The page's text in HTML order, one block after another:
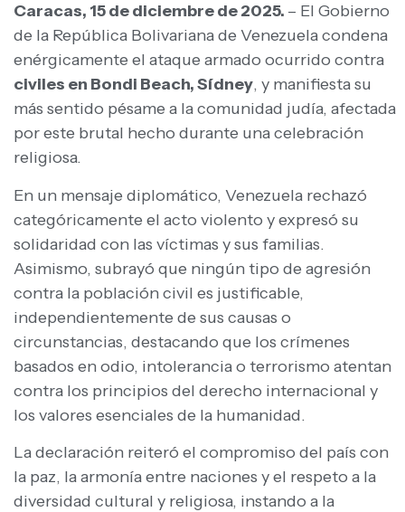
Caracas, 15 de diciembre de 2025. – El Gobierno
de la República Bolivariana de Venezuela condena
enérgicamente el ataque armado ocurrido contra
civiles en Bondi Beach, Sídney, y manifiesta su
más sentido pésame a la comunidad judía, afectada
por este brutal hecho durante una celebración
religiosa.
En un mensaje diplomático, Venezuela rechazó
categóricamente el acto violento y expresó su
solidaridad con las víctimas y sus familias.
Asimismo, subrayó que ningún tipo de agresión
contra la población civil es justificable,
independientemente de sus causas o
circunstancias, destacando que los crímenes
basados en odio, intolerancia o terrorismo atentan
contra los principios del derecho internacional y
los valores esenciales de la humanidad.
La declaración reiteró el compromiso del país con
la paz, la armonía entre naciones y el respeto a la
diversidad cultural y religiosa, instando a la